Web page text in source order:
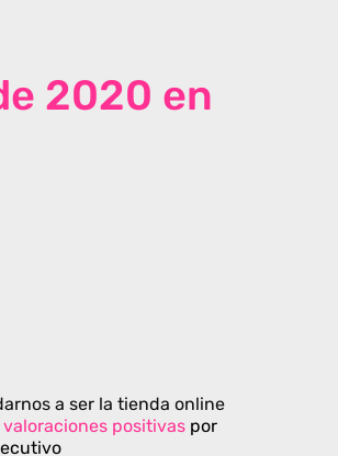
2020 en
a ser la tienda online
valoraciones positivas por